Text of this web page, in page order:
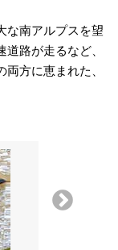
な南アルプスを望
路が走るなど、
方に恵まれた、